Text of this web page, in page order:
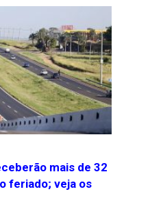
mais de 32
feriado; veja os